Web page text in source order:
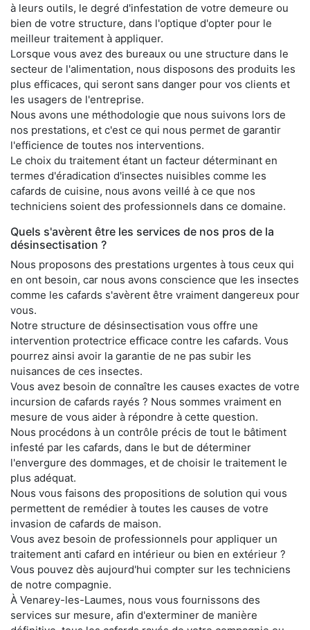
à leurs outils, le degré d'infestation de votre demeure ou
bien de votre structure, dans l'optique d'opter pour le
meilleur traitement à appliquer.
Lorsque vous avez des bureaux ou une structure dans le
secteur de l'alimentation, nous disposons des produits les
plus efficaces, qui seront sans danger pour vos clients et
les usagers de l'entreprise.
Nous avons une méthodologie que nous suivons lors de
nos prestations, et c'est ce qui nous permet de garantir
l'efficience de toutes nos interventions.
Le choix du traitement étant un facteur déterminant en
termes d'éradication d'insectes nuisibles comme les
cafards de cuisine, nous avons veillé à ce que nos
techniciens soient des professionnels dans ce domaine.
Quels s'avèrent être les services de nos pros de la
désinsectisation ?
Nous proposons des prestations urgentes à tous ceux qui
en ont besoin, car nous avons conscience que les insectes
comme les cafards s'avèrent être vraiment dangereux pour
vous.
Notre structure de désinsectisation vous offre une
intervention protectrice efficace contre les cafards. Vous
pourrez ainsi avoir la garantie de ne pas subir les
nuisances de ces insectes.
Vous avez besoin de connaître les causes exactes de votre
incursion de cafards rayés ? Nous sommes vraiment en
mesure de vous aider à répondre à cette question.
Nous procédons à un contrôle précis de tout le bâtiment
infesté par les cafards, dans le but de déterminer
l'envergure des dommages, et de choisir le traitement le
plus adéquat.
Nous vous faisons des propositions de solution qui vous
permettent de remédier à toutes les causes de votre
invasion de cafards de maison.
Vous avez besoin de professionnels pour appliquer un
traitement anti cafard en intérieur ou bien en extérieur ?
Vous pouvez dès aujourd'hui compter sur les techniciens
de notre compagnie.
À Venarey-les-Laumes, nous vous fournissons des
services sur mesure, afin d'exterminer de manière